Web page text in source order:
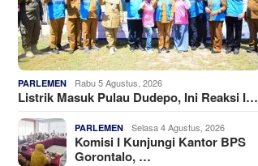
PARLEMEN Rabu 5 Agustus, 2026
Listrik Masuk Pulau Dudepo, Ini Reaksi I…
PARLEMEN Selasa 4 Agustus, 2026
Komisi I Kunjungi Kantor BPS
Gorontalo, …